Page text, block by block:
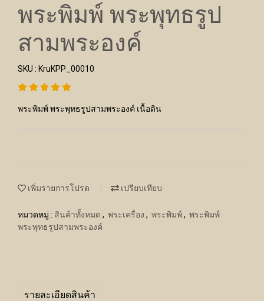
พระพิมพ์ พระพุทธรูป
สามพระองค์
SKU : KruKPP_00010
พระพิมพ์ พระพุทธรูปสามพระองค์ เนื้อดิน
เพิ่มรายการโปรด เปรียบเทียบ
หมวดหมู่ : สินค้าทั้งหมด , พระเครื่อง , พระพิมพ์, พระพิมพ์
พระพุทธรูปสามพระองค์
รายละเอียดสินค้า